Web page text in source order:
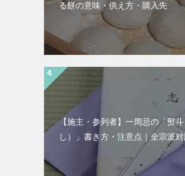
る餅の意味・供え方・購入先
【施主・参列者】一周忌の「熨
し）」書き方・注意点｜全宗派